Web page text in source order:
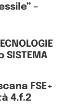
–
SISTEMA
FSE+
4.f.2